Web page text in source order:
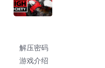
解压密码
游戏介绍